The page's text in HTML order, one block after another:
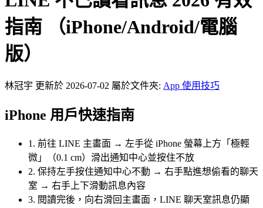
指南 （iPhone/Android/電腦
版）
林冠宇 更新於 2026-07-02 屬於文件夾: App 使用技巧
iPhone 用戶快速指南
1. 前往 LINE 主畫面 → 左手從 iPhone 螢幕上方「極輕
微」（0.1 cm）滑出通知中心並按住不放
2. 保持左手按住通知中心不動 → 右手點進想偷看的聊天
室 → 右手上下滑動訊息內容
3. 閱讀完後，向右滑回主畫面，LINE 聊天室訊息仍顯